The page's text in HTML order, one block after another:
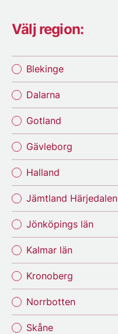
Välj region:
Blekinge
Dalarna
Gotland
Gävleborg
Halland
Jämtland Härjedalen
Jönköpings län
Kalmar län
Kronoberg
Norrbotten
Skåne